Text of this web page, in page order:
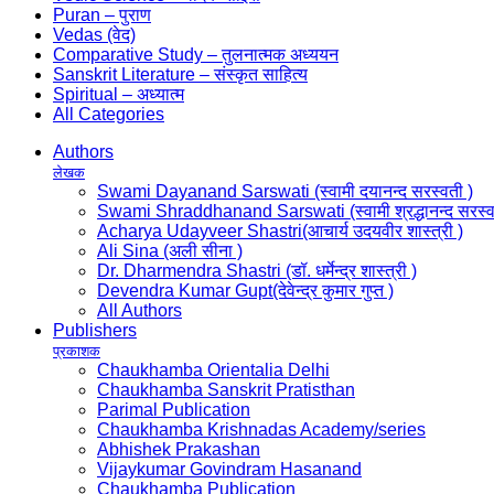
Puran – पुराण
Vedas (वेद)
Comparative Study – तुलनात्मक अध्ययन
Sanskrit Literature – संस्कृत साहित्य
Spiritual – अध्यात्म
All Categories
Authors
लेखक
Swami Dayanand Sarswati (स्वामी दयानन्द सरस्वती )
Swami Shraddhanand Sarswati (स्वामी श्रद्धानन्द
Acharya Udayveer Shastri(आचार्य उदयवीर शास्त्री )
Ali Sina (अली सीना )
Dr. Dharmendra Shastri (डॉ. धर्मेन्द्र शास्त्री )
Devendra Kumar Gupt(देवेन्द्र कुमार गुप्त )
All Authors
Publishers
प्रकाशक
Chaukhamba Orientalia Delhi
Chaukhamba Sanskrit Pratisthan
Parimal Publication
Chaukhamba Krishnadas Academy/series
Abhishek Prakashan
Vijaykumar Govindram Hasanand
Chaukhamba Publication